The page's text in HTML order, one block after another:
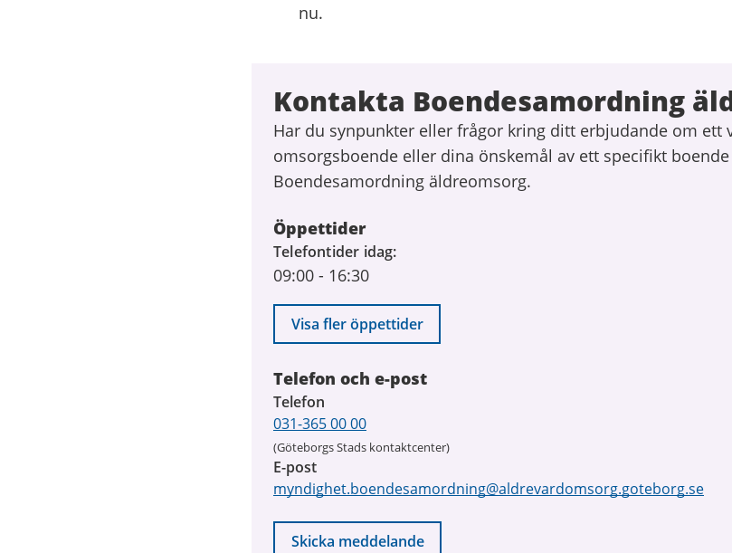
nu.
Kontakta Boendesamordning
Har du synpunkter eller frågor kring ditt erbjudande om ett
omsorgsboende eller dina önskemål av ett specifikt
Boendesamordning äldreomsorg.
Öppettider
Telefontider idag
09:00 - 16:30
Visa fler öppettider
Telefon och e-post
Telefon
031-365 00 00
(Göteborgs Stads kontaktcenter)
E-post
myndighet.boendesamordning@aldrevardomsorg.goteborg.se
Skicka meddelande